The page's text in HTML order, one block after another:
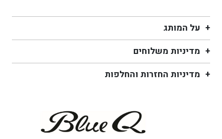
על המותג
מדיניות משלוחים
מדיניות החזרות והחלפות